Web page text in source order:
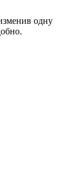
одну